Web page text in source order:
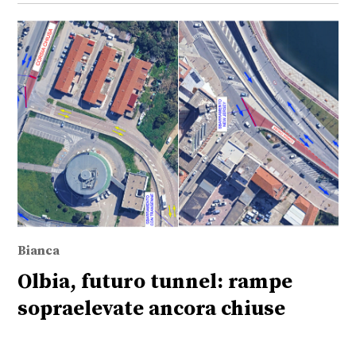
Bianca
Olbia, futuro tunnel: rampe
sopraelevate ancora chiuse